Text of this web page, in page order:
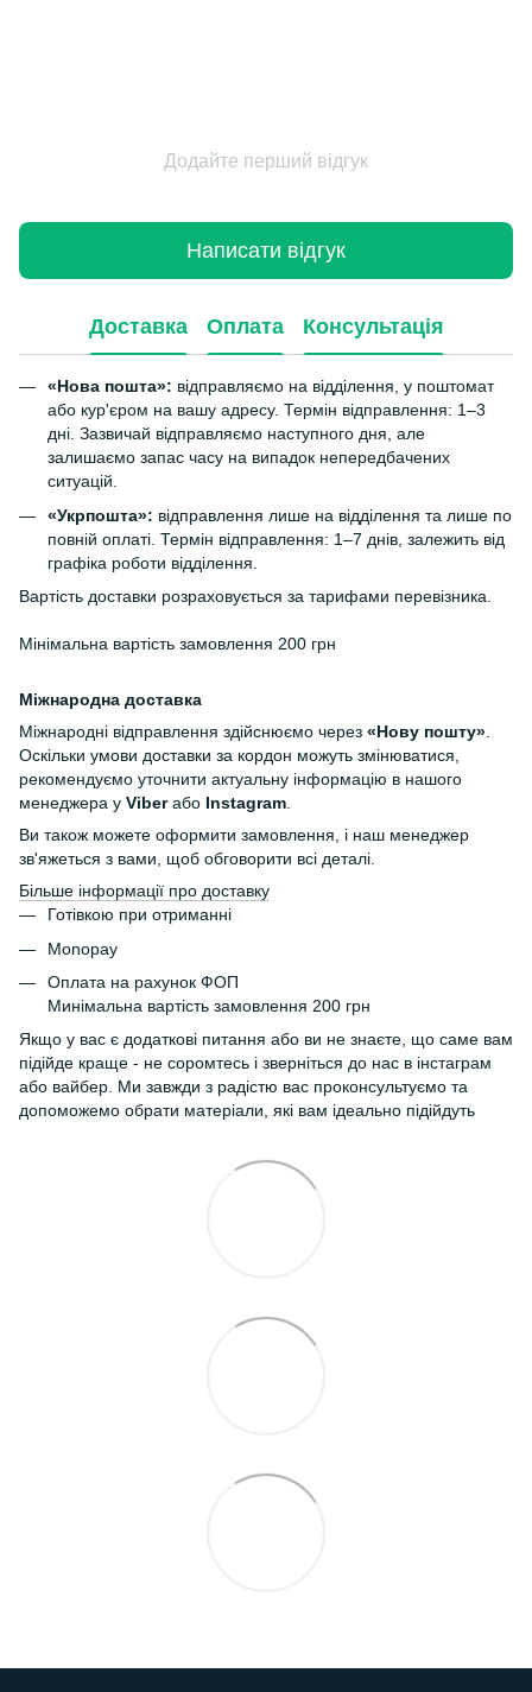
Додайте перший відгук
Написати відгук
Доставка Оплата Консультація
«Нова пошта»: відправляємо на відділення, у поштомат
або кур'єром на вашу адресу. Термін відправлення: 1–3
дні. Зазвичай відправляємо наступного дня, але
залишаємо запас часу на випадок непередбачених
ситуацій.
«Укрпошта»: відправлення лише на відділення та лише по
повній оплаті. Термін відправлення: 1–7 днів, залежить від
графіка роботи відділення.
Вартість доставки розраховується за тарифами перевізника.
Мінімальна вартість замовлення 200 грн
Міжнародна доставка
Міжнародні відправлення здійснюємо через «Нову пошту»
Оскільки умови доставки за кордон можуть змінюватися,
рекомендуємо уточнити актуальну інформацію в нашого
менеджера у Viberабо Instagram
Ви також можете оформити замовлення, і наш менеджер
зв'яжеться з вами, щоб обговорити всі деталі.
Більше інформації про доставку
Готівкою при отриманні
Monopay
Оплата на рахунок ФОП
Минімальна вартість замовлення 200 грн
Якщо у вас є додаткові питання або ви не знаєте, що саме вам
підійде краще - не соромтесь і зверніться до нас в інстаграм
або вайбер. Ми завжди з радістю вас проконсультуємо та
допоможемо обрати матеріали, які вам ідеально підійдуть